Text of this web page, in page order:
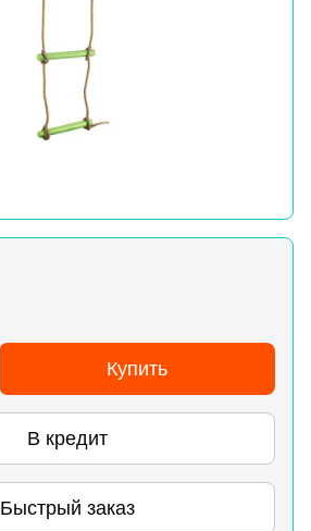
Купить
В кредит
Быстрый заказ